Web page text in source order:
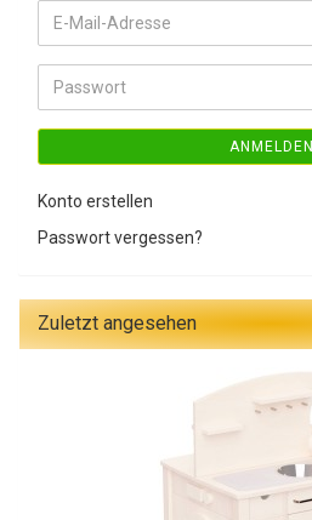
E-
Mail-
Adresse
Passwort
ANMELDEN
Konto erstellen
Passwort vergessen?
Zuletzt angesehen